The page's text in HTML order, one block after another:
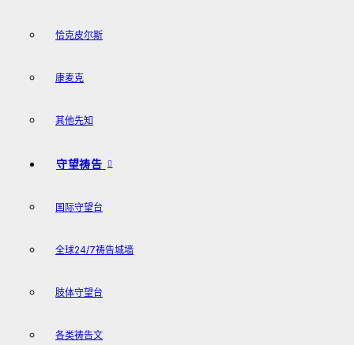
恰克皮尔斯
康麦克
其他先知
守望祷告
国际守望台
全球24/7祷告城墙
肢体守望台
各类祷告文